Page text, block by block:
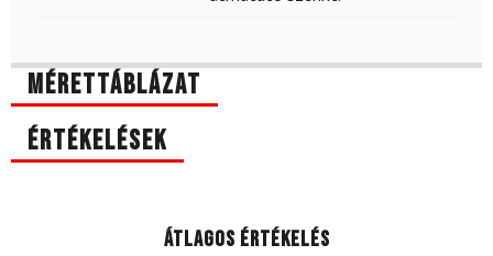
Mérettáblázat
Értékelések
Átlagos értékelés